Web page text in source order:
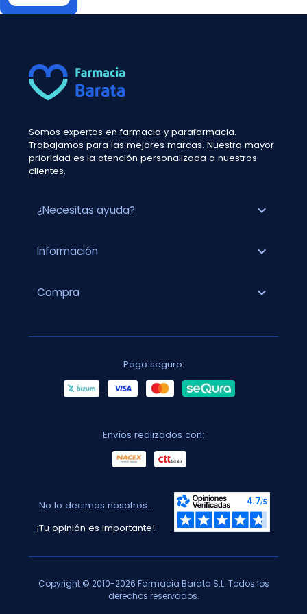
Somos expertos en farmacia y parafarmacia.
Trabajamos para las mejores marcas. Nuestra mayor
prioridad es la atención personalizada a nuestros
clientes.
¿Necesitas ayuda? expand_more
Información expand_more
Compra expand_more
Pago seguro:
Envíos realizados con:
No lo decimos nosotros...
¡Tu opinión es importante!
Copyright © 2010-2026 Farmacia Barata S.L. Todos los
derechos reservados.